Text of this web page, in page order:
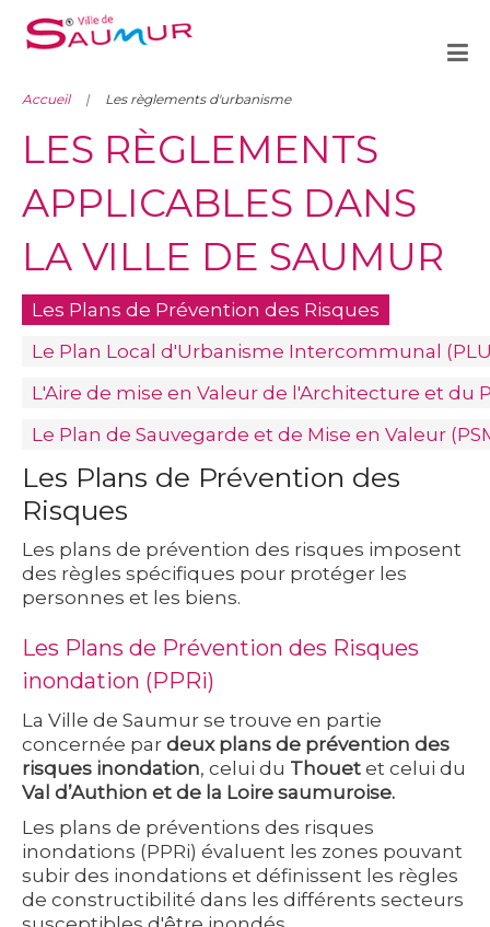
Accueil Les règlements d'urbanisme
LES RÈGLEMENTS
APPLICABLES DANS
LA VILLE DE SAUMUR
Les Plans de Prévention des Risques
Le Plan Local d'Urbanisme Intercommunal
L'Aire de mise en Valeur de l'Architecture et du
Le Plan de Sauvegarde et de Mise en Valeur
Les Plans de Prévention des
Risques
Les plans de prévention des risques imposent
des règles spécifiques pour protéger les
personnes et les biens.
Les Plans de Prévention des Risques
inondation (PPRi)
La Ville de Saumur se trouve en partie
concernée par deux plans de prévention des
risques inondation, celui du Thouet et celui du
Val d’Authion et de la Loire saumuroise.
Les plans de préventions des risques
inondations (PPRi) évaluent les zones pouvant
subir des inondations et définissent les règles
de constructibilité dans les différents secteurs